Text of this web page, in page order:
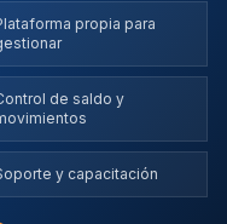
propia para
de saldo y
y capacitación